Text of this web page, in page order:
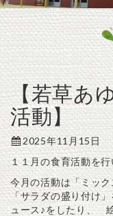
【若草あ
活動】
2025年11月15日
１１月の食育活動を行
今月の活動は「ミッ
「サラダの盛り付け
ュース♪をしたり、